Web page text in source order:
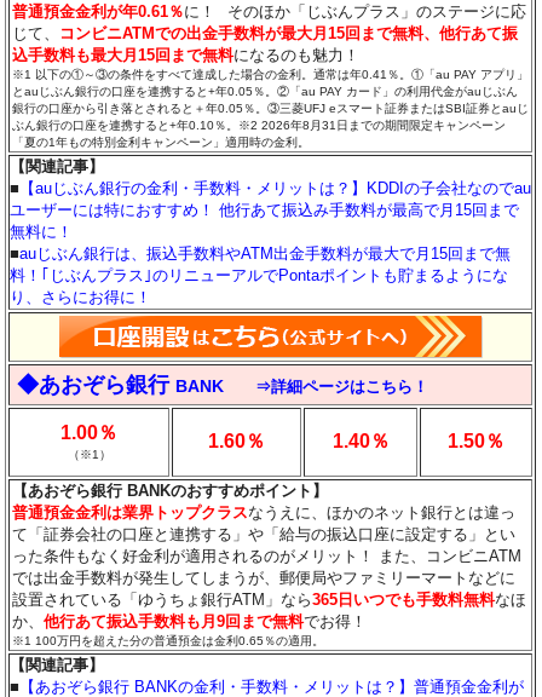
普通預金金利が年0.61％に！
そのほか「じぶんプラス」のステージに応
じて、
コンビニATMでの出金手数料が最大月15回まで無料、他行あて振
込手数料も最大月15回まで無料になるのも魅力！
※1 以下の①～③の条件をすべて達成した場合の金利。通常は年0.41％。①「au PAY アプリ」
とauじぶん銀行の口座を連携すると+年0.05％。②「au PAY カード」の利用代金がauじぶん
銀行の口座から引き落とされると＋年0.05％。③三菱UFJ eスマート証券またはSBI証券とauじ
ぶん銀行の口座を連携すると+年0.10％。※2 2026年8月31日までの期間限定キャンペーン
「夏の1年もの特別金利キャンペーン」適用時の金利。
【関連記事】
■ 【auじぶん銀行の金利・手数料・メリットは？】KDDIの子会社なのでau
ユーザーには特におすすめ！ 他行あて振込み手数料が最高で月15回まで
無料に！
■auじぶん銀行は、振込手数料やATM出金手数料が最大で月15回まで無
料！｢じぶんプラス｣のリニューアルでPontaポイントも貯まるようにな
り、さらにお得に！
◆あおぞら銀行 BANK ⇒詳細ページはこちら！
1.00％
（※1）
1.60％ 1.40％ 1.50％
【あおぞら銀行 BANKのおすすめポイント】
普通預金金利は業界トップクラスなうえに、ほかのネット銀行とは違っ
て「証券会社の口座と連携する」や「給与の振込口座に設定する」とい
った条件もなく好金利が適用されるのがメリット！ また、コンビニATM
では出金手数料が発生してしまうが、郵便局やファミリーマートなどに
設置されている「ゆうちょ銀行ATM」なら365日いつでも手数料無料なほ
か、他行あて振込手数料も月9回まで無料でお得！
※1 100万円を超えた分の普通預金は金利0.65％の適用。
【関連記事】
■ 【あおぞら銀行 BANKの金利・手数料・メリットは？】普通預金金利が